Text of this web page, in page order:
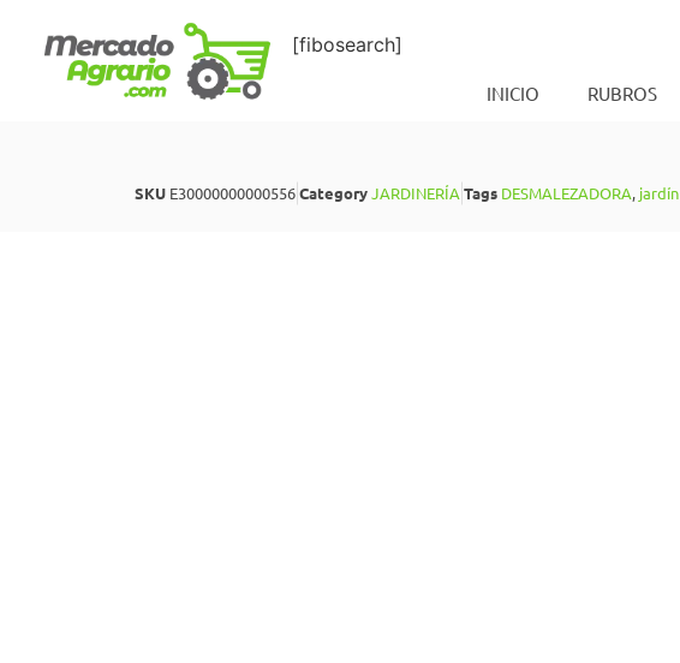
[fibosearch]
INICIO RUBROS
SKU E30000000000556CategoryJARDINERÍA Tags DESMALEZADORA, jardín